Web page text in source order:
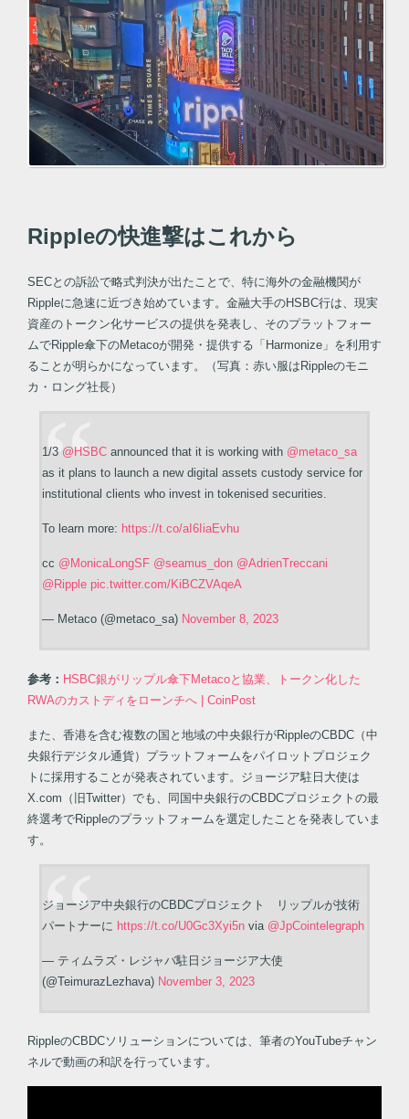
Rippleの快進撃はこれから
SECとの訴訟で略式判決が出たことで、特に海外の金融機関が
Rippleに急速に近づき始めています。金融大手のHSBC行は、現実
資産のトークン化サービスの提供を発表し、そのプラットフォー
ムでRipple傘下のMetacoが開発・提供する「Harmonize」を利用す
ることが明らかになっています。（写真：赤い服はRippleのモニ
カ・ロング社長）
1/3 @HSBC announced that it is working with @metaco_sa
as it plans to launch a new digital assets custody service for
institutional clients who invest in tokenised securities.
To learn more: https://t.co/aI6IiaEvhu
cc @MonicaLongSF @seamus_don @AdrienTreccani
@Ripple pic.twitter.com/KiBCZVAqeA
— Metaco (@metaco_sa) November 8, 2023
参考： HSBC銀がリップル傘下Metacoと協業、トークン化した
RWAのカストディをローンチへ | CoinPost
また、香港を含む複数の国と地域の中央銀行がRippleのCBDC（中
央銀行デジタル通貨）プラットフォームをパイロットプロジェク
トに採用することが発表されています。ジョージア駐日大使は
X.com（旧Twitter）でも、同国中央銀行のCBDCプロジェクトの最
終選考でRippleのプラットフォームを選定したことを発表していま
す。
ジョージア中央銀行のCBDCプロジェクト リップルが技術
パートナーに https://t.co/U0Gc3Xyi5n via @JpCointelegraph
— ティムラズ・レジャバ駐日ジョージア大使
(@TeimurazLezhava) November 3, 2023
RippleのCBDCソリューションについては、筆者のYouTubeチャン
ネルで動画の和訳を行っています。